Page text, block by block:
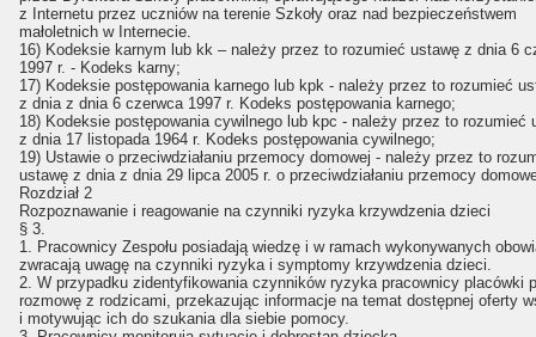
z Internetu przez uczniów na terenie Szkoły oraz nad bezpieczeństwem
małoletnich w Internecie.
16) Kodeksie karnym lub kk – należy przez to rozumieć ustawę z dnia 6
1997 r. - Kodeks karny;
17) Kodeksie postępowania karnego lub kpk - należy przez to rozumieć
z dnia z dnia 6 czerwca 1997 r. Kodeks postępowania karnego;
18) Kodeksie postępowania cywilnego lub kpc - należy przez to rozumieć
z dnia 17 listopada 1964 r. Kodeks postępowania cywilnego;
19) Ustawie o przeciwdziałaniu przemocy domowej - należy przez to
ustawę z dnia z dnia 29 lipca 2005 r. o przeciwdziałaniu przemocy
Rozdział 2
Rozpoznawanie i reagowanie na czynniki ryzyka krzywdzenia dzieci
§ 3.
1. Pracownicy Zespołu posiadają wiedzę i w ramach wykonywanych
zwracają uwagę na czynniki ryzyka i symptomy krzywdzenia dzieci.
2. W przypadku zidentyfikowania czynników ryzyka pracownicy placówki
rozmowę z rodzicami, przekazując informacje na temat dostępnej oferty
i motywując ich do szukania dla siebie pomocy.